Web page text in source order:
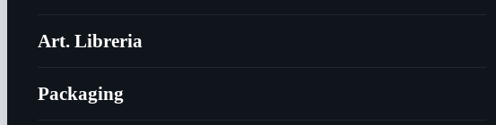
Art. Libreria
Packaging